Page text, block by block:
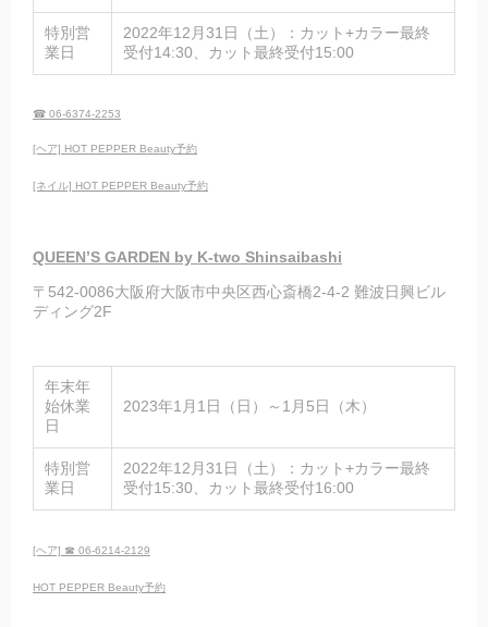
特別営
業日
2022年12月31日（土）：カット+カラー最終
受付14:30、カット最終受付15:00
☎ 06-6374-2253
[ヘア] HOT PEPPER Beauty予約
[ネイル] HOT PEPPER Beauty予約
QUEEN’S GARDEN by K-two Shinsaibashi
〒542-0086大阪府大阪市中央区西心斎橋2-4-2 難波日興ビル
ディング2F
年末年
始休業
日
2023年1月1日（日）～1月5日（木）
特別営
業日
2022年12月31日（土）：カット+カラー最終
受付15:30、カット最終受付16:00
[ヘア] ☎ 06-6214-2129
HOT PEPPER Beauty予約